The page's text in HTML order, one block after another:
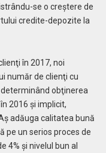
se o creştere de
credite-depozite la
în 2017, noi
număr de clienţi cu
obţinerea
2016 şi implicit,
adăuga calitatea bună
pe un serios proces de
4% şi nivelul bun al